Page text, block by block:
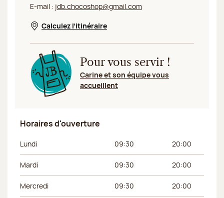
E-mail : jdb.chocoshop@gmail.com
Nouvelle fenêtre
Calculez l’itinéraire
Pour vous servir !
Carine et son équipe vous
accueillent
Horaires d'ouverture
Jour de la semaine Horaires du matin Horaires de
Lundi 09:30 20:00
Mardi 09:30 20:00
Mercredi 09:30 20:00